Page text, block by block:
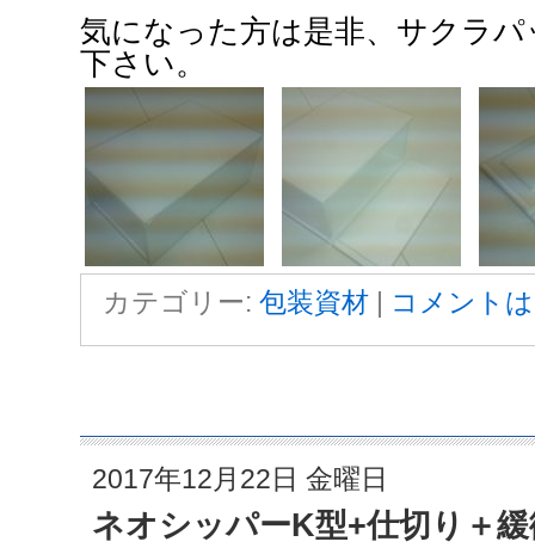
気になった方は是非、サクラ
下さい。
カテゴリー: 包装資材 コメント
2017年12月22日 金曜日
ネオシッパーK型+仕切り＋